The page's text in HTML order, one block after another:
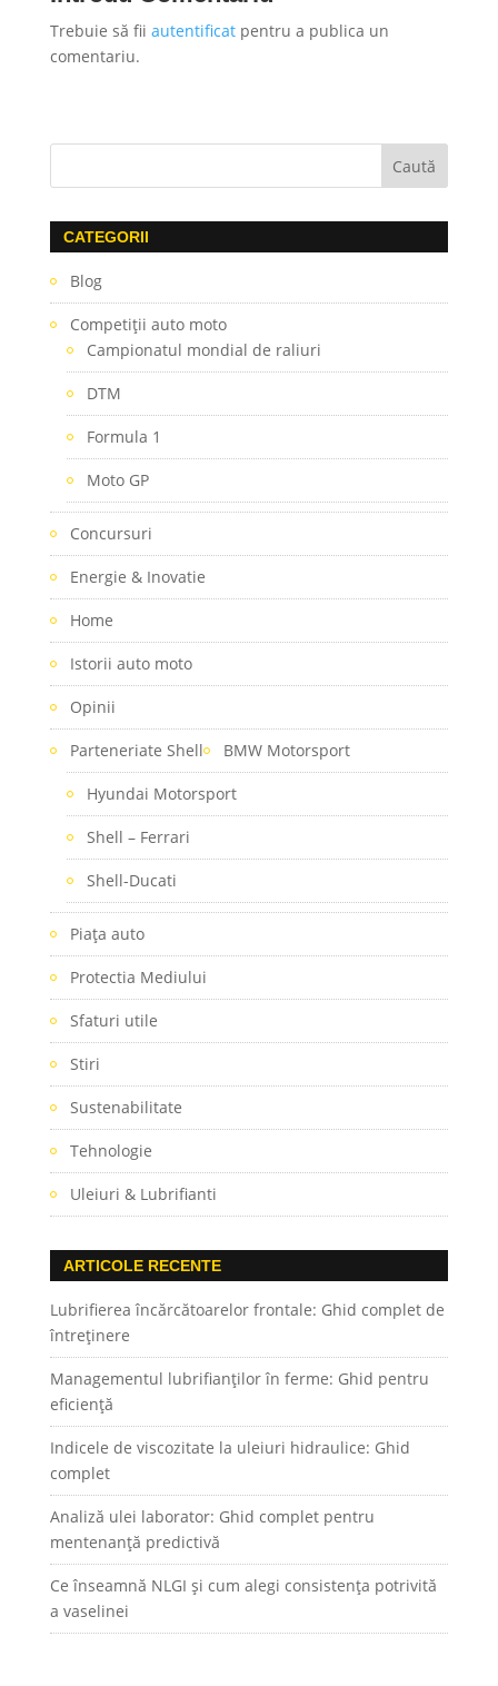
Trebuie să fii autentificatpentru a publica un
comentariu.
CATEGORII
Blog
Competiţii auto moto
Campionatul mondial de raliuri
DTM
Formula 1
Moto GP
Concursuri
Energie & Inovatie
Home
Istorii auto moto
Opinii
Parteneriate Shell BMW Motorsport
Hyundai Motorsport
Shell – Ferrari
Shell-Ducati
Piaţa auto
Protectia Mediului
Sfaturi utile
Stiri
Sustenabilitate
Tehnologie
Uleiuri & Lubrifianti
ARTICOLE RECENTE
Lubrifierea încărcătoarelor frontale: Ghid complet de
întreținere
Managementul lubrifianților în ferme: Ghid pentru
eficiență
Indicele de viscozitate la uleiuri hidraulice: Ghid
complet
Analiză ulei laborator: Ghid complet pentru
mentenanță predictivă
Ce înseamnă NLGI și cum alegi consistența potrivită
a vaselinei